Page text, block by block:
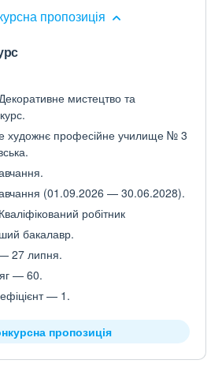
пропозиція
мистецтво та
художнє професійне училище № 3
(01.09.2026 — 30.06.2028).
робітник
бакалавр.
27 липня.
— 60.
— 1.
пропозиція